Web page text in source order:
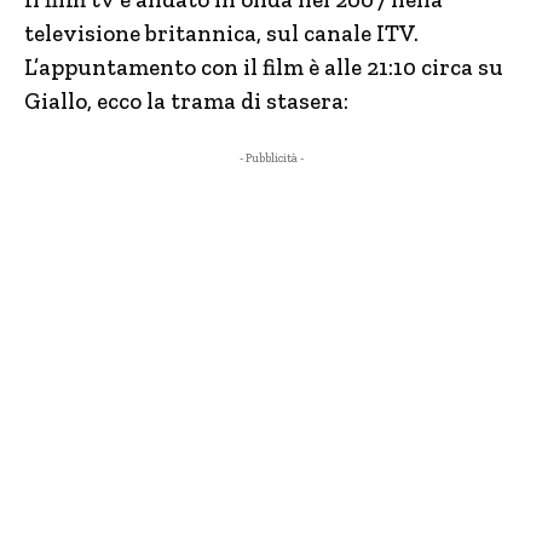
televisione britannica, sul canale ITV.
L’appuntamento con il film è alle 21:10 circa su
Giallo, ecco la trama di stasera:
- Pubblicità -